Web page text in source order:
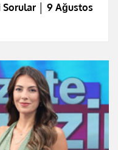
│ 9 Ağustos